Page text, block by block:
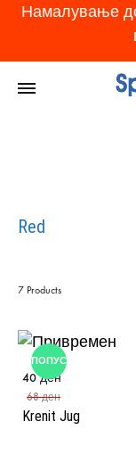
Намалување
Red
7 Products
ПОПУСТ
Krenit Jug
40ден
68ден